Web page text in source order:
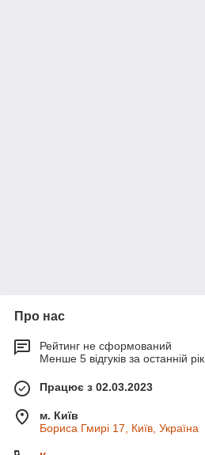
Про нас
Рейтинг не сформований
Менше 5 відгуків за останній рік
Працює з 02.03.2023
м. Київ
Бориса Гмирі 17, Київ, Україна